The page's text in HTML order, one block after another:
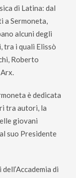
di Latina: dal
a Sermoneta,
alcuni degli
tra i quali Elissò
Roberto
è dedicata
tra autori, la
giovani
suo Presidente
di